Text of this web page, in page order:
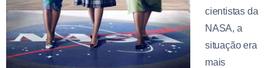
cientistas da
NASA, a
situação era
mais